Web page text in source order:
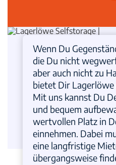
Wenn Du
die Du nicht
aber auch nicht zu
bietet Dir Lagerlöwe
Mit uns kannst Du
und bequem
wertvollen Platz in
einnehmen. Dabei
eine langfristige
übergangsweise